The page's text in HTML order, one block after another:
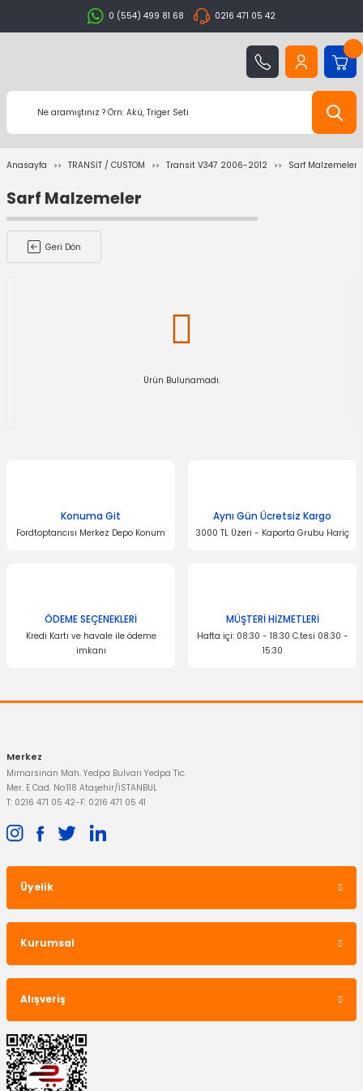
0 (554) 499 81 68 0216 471 05 42
Anasayfa TRANSİT / CUSTOM Transit V347 2006-2012 Sarf Malzemeler
Sarf Malzemeler
Geri Dön
Ürün Bulunamadı.
Konuma Git
Fordtoptancısı Merkez Depo Konum
Aynı Gün Ücretsiz Kargo
3000 TL Üzeri - Kaporta Grubu Hariç
ÖDEME SEÇENEKLERİ
Kredi Kartı ve havale ile ödeme
imkanı
MÜŞTERİ HİZMETLERİ
Hafta içi: 08:30 - 18:30 C.tesi 08:30 -
15:30
Merkez
Mimarsinan Mah. Yedpa Bulvarı Yedpa Tic.
Mer. E Cad. No:118 Ataşehir/İSTANBUL
T: 0216 471 05 42-F: 0216 471 05 41
Üyelik
Kurumsal
Alışveriş